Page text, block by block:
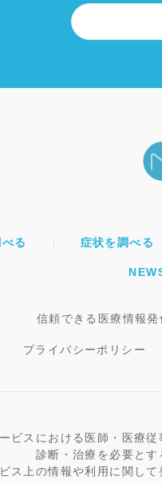
る 症状を調べる
信頼できる医療情報
プライバシーポリシー
ビスにおける医師・医療
診断・治療を必要と
ス上の情報や利用に関し